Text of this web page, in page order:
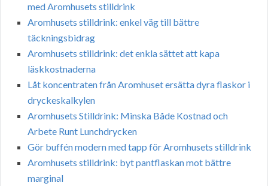
med Aromhusets stilldrink
Aromhusets stilldrink: enkel väg till bättre
täckningsbidrag
Aromhusets stilldrink: det enkla sättet att kapa
läskkostnaderna
Låt koncentraten från Aromhuset ersätta dyra flaskor i
dryckeskalkylen
Aromhusets Stilldrink: Minska Både Kostnad och
Arbete Runt Lunchdrycken
Gör buffén modern med tapp för Aromhusets stilldrink
Aromhusets stilldrink: byt pantflaskan mot bättre
marginal